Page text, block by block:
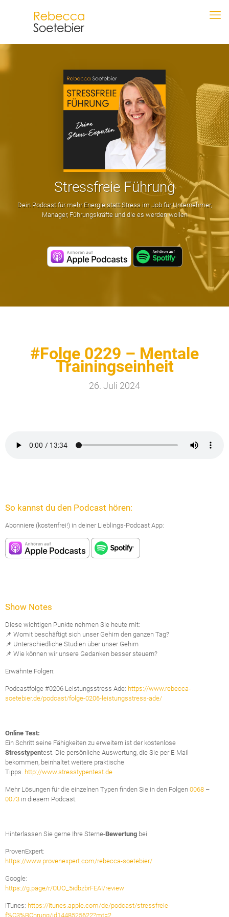
Stressfreie Führung
Dein Podcast für mehr Energie statt Stress im Job für Unternehmer,
Manager, Führungskräfte und die es werden wollen
#Folge 0229 – Mentale
Trainingseinheit
26. Juli 2024
So kannst du den Podcast hören:
Abonniere (kostenfrei!) in deiner Lieblings-Podcast App:
Show Notes
Diese wichtigen Punkte nehmen Sie heute mit:
📌 Womit beschäftigt sich unser Gehirn den ganzen Tag?
📌 Unterschiedliche Studien über unser Gehirn
📌 Wie können wir unsere Gedanken besser steuern?
Erwähnte Folgen:
Podcastfolge #0206 Leistungsstress Ade: https://www.rebecca-
soetebier.de/podcast/folge-0206-leistungsstress-ade/
Online Test:
Ein Schritt seine Fähigkeiten zu erweitern ist der kostenlose
Stresstypentest. Die persönliche Auswertung, die Sie per E-Mail
bekommen, beinhaltet weitere praktische
Tipps. http://www.stresstypentest.de
Mehr Lösungen für die einzelnen Typen finden Sie in den Folgen 0068 –
0073 in diesem Podcast.
Hinterlassen Sie gerne Ihre Sterne-Bewertung bei
ProvenExpert:
https://www.provenexpert.com/rebecca-soetebier/
Google:
https://g.page/r/CUO_5idbzbrFEAI/review
iTunes: https://itunes.apple.com/de/podcast/stressfreie-
f%C3%BChrung/id1448525622?mt=2